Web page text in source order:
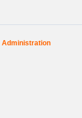
Administration